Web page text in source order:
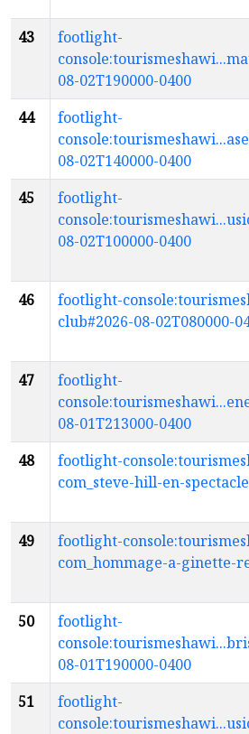
43
footlight-
08-02T190000-0400
44
footlight-
08-02T140000-0400
45
footlight-
08-02T100000-0400
46
footlight-
club#2026-08-02T080000-
47
footlight-
08-01T213000-0400
48
footlight-
com_steve-hill-en-spectacle
49
footlight-
com_hommage-a-ginette-
50
footlight-
08-01T190000-0400
51
footlight-